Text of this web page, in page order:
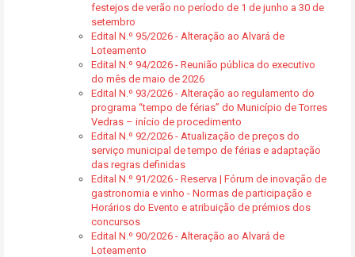
festejos de verão no período de 1 de junho a 30 de
setembro
Edital N.º 95/2026 - Alteração ao Alvará de
Loteamento
Edital N.º 94/2026 - Reunião pública do executivo
do mês de maio de 2026
Edital N.º 93/2026 - Alteração ao regulamento do
programa “tempo de férias” do Município de Torres
Vedras – início de procedimento
Edital N.º 92/2026 - Atualização de preços do
serviço municipal de tempo de férias e adaptação
das regras definidas
Edital N.º 91/2026 - Reserva | Fórum de inovação de
gastronomia e vinho - Normas de participação e
Horários do Evento e atribuição de prémios dos
concursos
Edital N.º 90/2026 - Alteração ao Alvará de
Loteamento